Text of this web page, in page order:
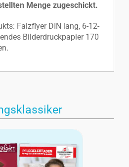
Menge zugeschickt.
Falzflyer DIN lang, 6-12-
Bilderdruckpapier 170